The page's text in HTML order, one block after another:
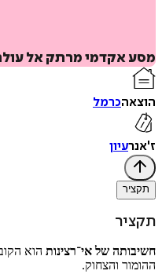
מסע אקדמי מרתק אל עולם
הוצאהכרמל
ז'אנרעיון
תקציר
תקציר
חשיבותה של אי־רצינות הוא
ההומור והצחוק.